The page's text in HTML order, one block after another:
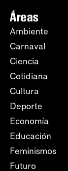
Áreas
Ambiente
Carnaval
Ciencia
Cotidiana
Cultura
Deporte
Economía
Educación
Feminismos
Futuro